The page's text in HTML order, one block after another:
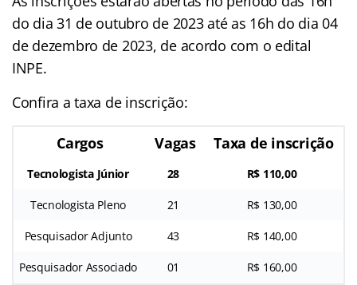
do dia 31 de outubro de 2023 até as 16h do dia 04
de dezembro de 2023, de acordo com o edital
INPE.
Confira a taxa de inscrição:
Cargos Vagas Taxa de inscrição
Tecnologista Júnior 28 R$ 110,00
Tecnologista Pleno 21 R$ 130,00
Pesquisador Adjunto 43 R$ 140,00
Pesquisador Associado 01 R$ 160,00